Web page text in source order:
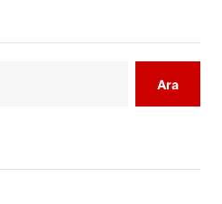
Ara